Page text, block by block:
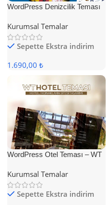
WordPress Denizcilik Teması
Kurumsal Temalar
Sepette Ekstra indirim
1.690,00 ₺
WordPress Otel Teması – WT
Kurumsal Temalar
Sepette Ekstra indirim